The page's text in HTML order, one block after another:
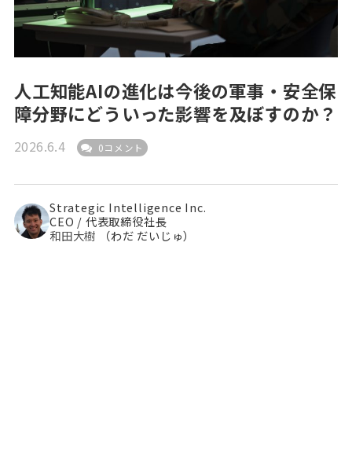
人工知能AIの進化は今後の軍事・安全保
障分野にどういった影響を及ぼすのか？
2026.6.4 0コメント
Strategic Intelligence Inc.
CEO / 代表取締役社長
和田大樹
（わだ だいじゅ）